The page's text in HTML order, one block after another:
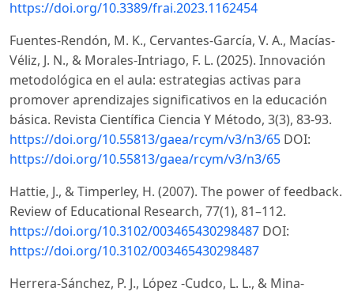
https://doi.org/10.3389/frai.2023.1162454
Fuentes-Rendón, M. K., Cervantes-García, V. A., Macías-
Véliz, J. N., & Morales-Intriago, F. L. (2025). Innovación
metodológica en el aula: estrategias activas para
promover aprendizajes significativos en la educación
básica. Revista Científica Ciencia Y Método, 3(3), 83-93.
https://doi.org/10.55813/gaea/rcym/v3/n3/65 DOI:
https://doi.org/10.55813/gaea/rcym/v3/n3/65
Hattie, J., & Timperley, H. (2007). The power of feedback.
Review of Educational Research, 77(1), 81–112.
https://doi.org/10.3102/003465430298487 DOI:
https://doi.org/10.3102/003465430298487
Herrera-Sánchez, P. J., López -Cudco, L. L., & Mina-